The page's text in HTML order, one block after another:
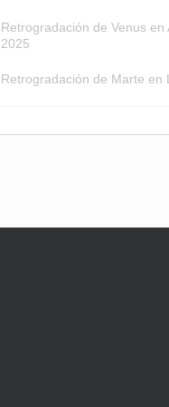
Retrogradación de Venus en
2025
Retrogradación de Marte en